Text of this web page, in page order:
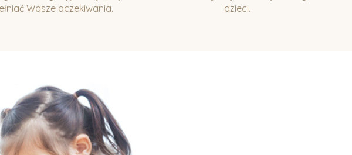
Wasze oczekiwania.
dzieci.